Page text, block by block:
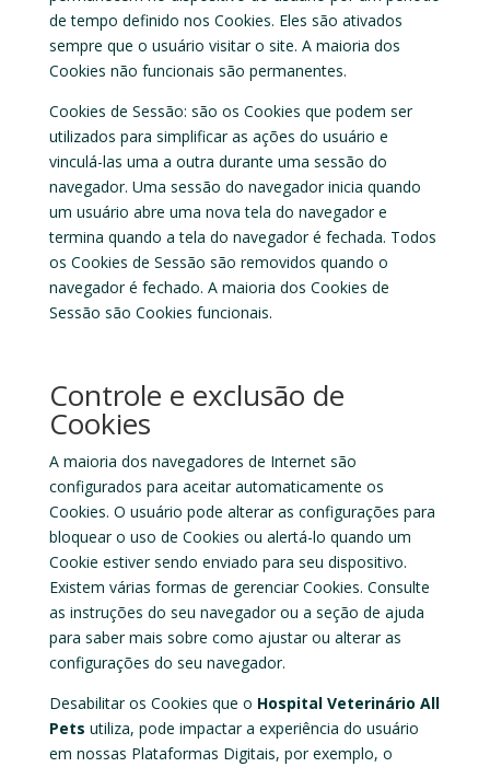
de tempo definido nos Cookies. Eles são ativados
sempre que o usuário visitar o site. A maioria dos
Cookies não funcionais são permanentes.
Cookies de Sessão: são os Cookies que podem ser
utilizados para simplificar as ações do usuário e
vinculá-las uma a outra durante uma sessão do
navegador. Uma sessão do navegador inicia quando
um usuário abre uma nova tela do navegador e
termina quando a tela do navegador é fechada. Todos
os Cookies de Sessão são removidos quando o
navegador é fechado. A maioria dos Cookies de
Sessão são Cookies funcionais.
Controle e exclusão de
Cookies
A maioria dos navegadores de Internet são
configurados para aceitar automaticamente os
Cookies. O usuário pode alterar as configurações para
bloquear o uso de Cookies ou alertá-lo quando um
Cookie estiver sendo enviado para seu dispositivo.
Existem várias formas de gerenciar Cookies. Consulte
as instruções do seu navegador ou a seção de ajuda
para saber mais sobre como ajustar ou alterar as
configurações do seu navegador.
Desabilitar os Cookies que o Hospital Veterinário All
Pets utiliza, pode impactar a experiência do usuário
em nossas Plataformas Digitais, por exemplo, o